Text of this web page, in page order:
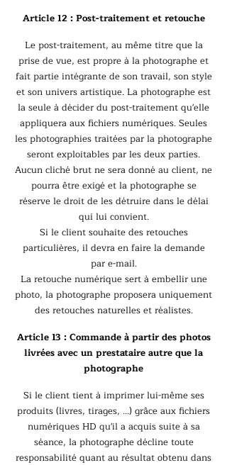
Article 12 : Post-traitement et retouche
Le post-traitement, au même titre que la
prise de vue, est propre à la photographe et
fait partie intégrante de son travail, son style
et son univers artistique. La photographe est
la seule à décider du post-traitement qu'elle
appliquera aux fichiers numériques. Seules
les photographies traitées par la photographe
seront exploitables par les deux parties.
Aucun cliché brut ne sera donné au client, ne
pourra être exigé et la photographe se
réserve le droit de les détruire dans le délai
qui lui convient.
Si le client souhaite des retouches
particulières, il devra en faire la demande
par e-mail.
La retouche numérique sert à embellir une
photo, la photographe proposera uniquement
des retouches naturelles et réalistes.
Article 13 : Commande à partir des photos
livrées avec un prestataire autre que la
photographe
Si le client tient à imprimer lui-même ses
produits (livres, tirages, ...) grâce aux fichiers
numériques HD qu'il a acquis suite à sa
séance, la photographe décline toute
responsabilité quant au résultat obtenu dans